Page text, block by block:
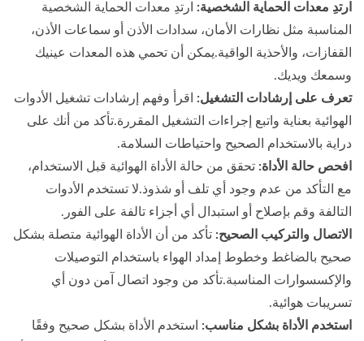
ارتدِ معدات الحماية الشخصية:
ارتدِ معدات الحماية الشخصية
المناسبة مثل نظارات الأمان، سدادات الأذن أو سماعات الأذن،
القفازات، والأحذية الواقية.يمكن أن تحمي هذه المعدات عينيك
وسمعك ويديك.
تعرف على إرشادات التشغيل: اقرأ وفهم إرشادات تشغيل الأدوات
الهوائية بعناية واتبع إجراءات التشغيل المقررة.تأكد من أنك على
دراية بالاستخدام الصحيح واحتياطات السلامة.
افحص حالة الأداة: تحقق من حالة الأداة الهوائية قبل الاستخدام،
مع التأكد من عدم وجود أي تلف أو شذوذ.لا تستخدم الأدوات
التالفة وقم بإصلاح أو استبدال أي أجزاء تالفة على الفور.
الاتصال والتركيب الصحيح: تأكد من أن الأداة الهوائية متصلة بشكل
صحيح بالضاغط وخطوط إمداد الهواء باستخدام التوصيلات
والإكسسوارات المناسبة.تأكد من وجود اتصال آمن دون أي
تسريبات هوائية.
استخدم الأداة بشكل مناسب: استخدم الأداة بشكل صحيح وفقًا